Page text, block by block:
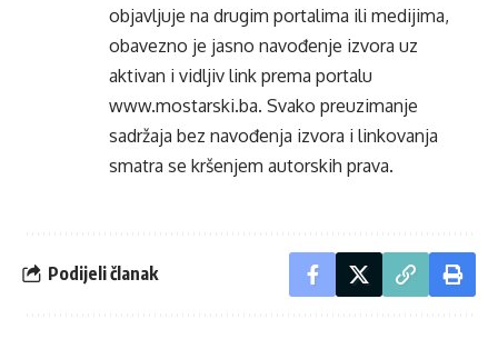
objavljuje na drugim portalima ili medijima,
obavezno je jasno navođenje izvora uz
aktivan i vidljiv link prema portalu
www.mostarski.ba. Svako preuzimanje
sadržaja bez navođenja izvora i linkovanja
smatra se kršenjem autorskih prava.
Podijeli članak